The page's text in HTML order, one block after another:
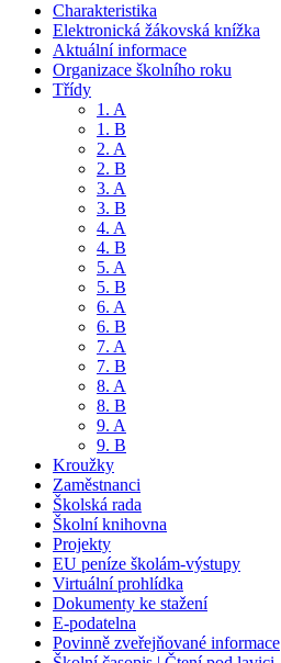
Charakteristika
Elektronická žákovská knížka
Aktuální informace
Organizace školního roku
Třídy
1. A
1. B
2. A
2. B
3. A
3. B
4. A
4. B
5. A
5. B
6. A
6. B
7. A
7. B
8. A
8. B
9. A
9. B
Kroužky
Zaměstnanci
Školská rada
Školní knihovna
Projekty
EU peníze školám-výstupy
Virtuální prohlídka
Dokumenty ke stažení
E-podatelna
Povinně zveřejňované informace